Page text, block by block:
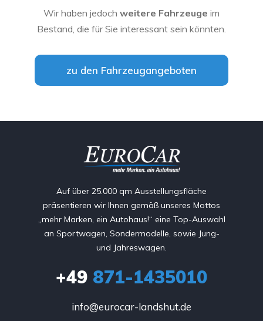
Wir haben jedoch weitere Fahrzeuge im
Bestand, die für Sie interessant sein könnten.
zu den Fahrzeugangeboten
Auf über 25.000 qm Ausstellungsfläche
präsentieren wir Ihnen gemäß unseres Mottos
„mehr Marken, ein Autohaus!“ eine Top-Auswahl
an Sportwagen, Sondermodelle, sowie Jung-
und Jahreswagen.
+49 871-1435010
info@eurocar-landshut.de